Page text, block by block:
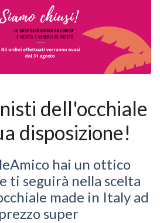
dell'occhiale
disposizione!
hai un ottico
ti seguirà nella scelta
made in Italy ad
super